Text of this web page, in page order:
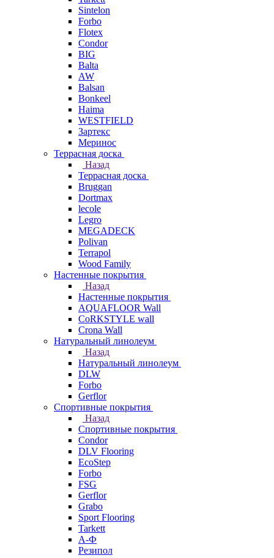
Sintelon
Forbo
Flotex
Condor
BIG
Balta
AW
Balsan
Bonkeel
Haima
WESTFIELD
Зартекс
Меринос
Террасная доска
Назад
Террасная доска
Bruggan
Dortmax
lecole
Legro
MEGADECK
Polivan
Terrapol
Wood Family
Настенные покрытия
Назад
Настенные покрытия
AQUAFLOOR Wall
CoRKSTYLE wall
Crona Wall
Натуральный линолеум
Назад
Натуральный линолеум
DLW
Forbo
Gerflor
Спортивные покрытия
Назад
Спортивные покрытия
Condor
DLV Flooring
EcoStep
Forbo
FSG
Gerflor
Grabo
Sport Flooring
Tarkett
А-Ф
Резипол